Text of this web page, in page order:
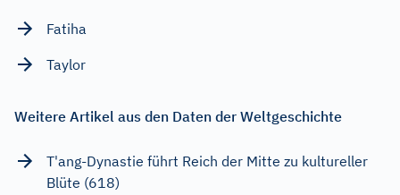
Fatiha
Taylor
Weitere Artikel aus den Daten der Weltgeschichte
T'ang-Dynastie führt Reich der Mitte zu kultureller
Blüte (618)